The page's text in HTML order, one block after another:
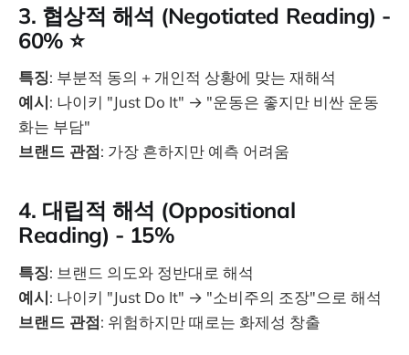
3. 협상적 해석 (Negotiated Reading) -
60% ⭐️
특징: 부분적 동의 + 개인적 상황에 맞는 재해석
예시: 나이키 "Just Do It" → "운동은 좋지만 비싼 운동
화는 부담"
브랜드 관점: 가장 흔하지만 예측 어려움
4. 대립적 해석 (Oppositional
Reading) - 15%
특징: 브랜드 의도와 정반대로 해석
예시: 나이키 "Just Do It" → "소비주의 조장"으로 해석
브랜드 관점: 위험하지만 때로는 화제성 창출